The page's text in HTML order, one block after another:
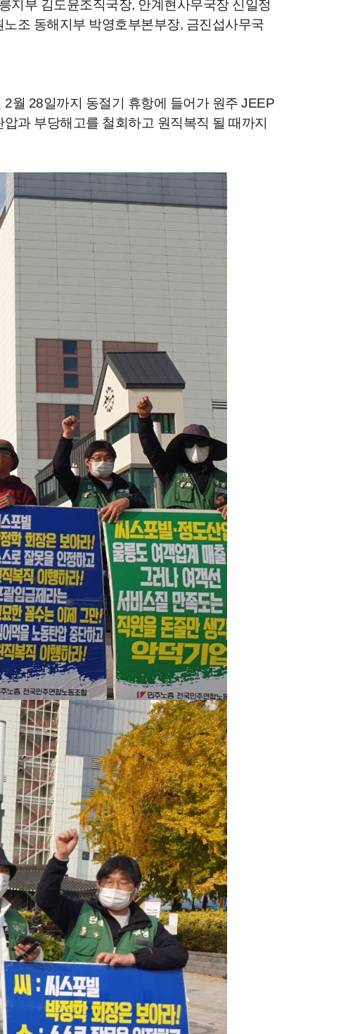
지부 김도윤조직국장, 안계현사무국장 신일정
조 동해지부 박영호부본부장, 금진섭사무국
월 28일까지 동절기 휴항에 들어가 원주 JEEP
과 부당해고를 철회하고 원직복직 될 때까지